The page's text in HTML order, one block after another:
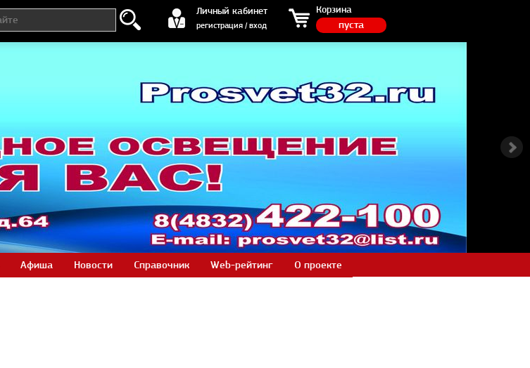
Личный кабинет
регистрация / вход
регистрация / вход Корзина
пуста
Афиша Новости Справочник Web-рейтинг О проекте